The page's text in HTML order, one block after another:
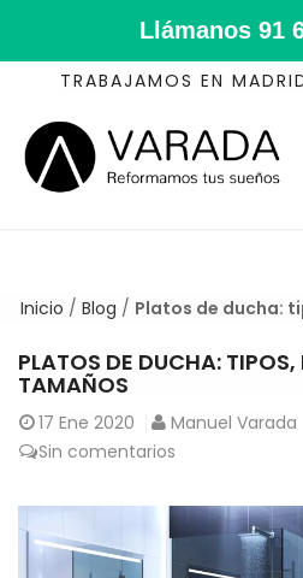
Llámanos 91
TRABAJAMOS EN
Inicio / Blog / Platos de ducha:
PLATOS DE DUCHA: TIPOS,
TAMAÑOS
17 Ene 2020 Manuel Varada
Sin comentarios